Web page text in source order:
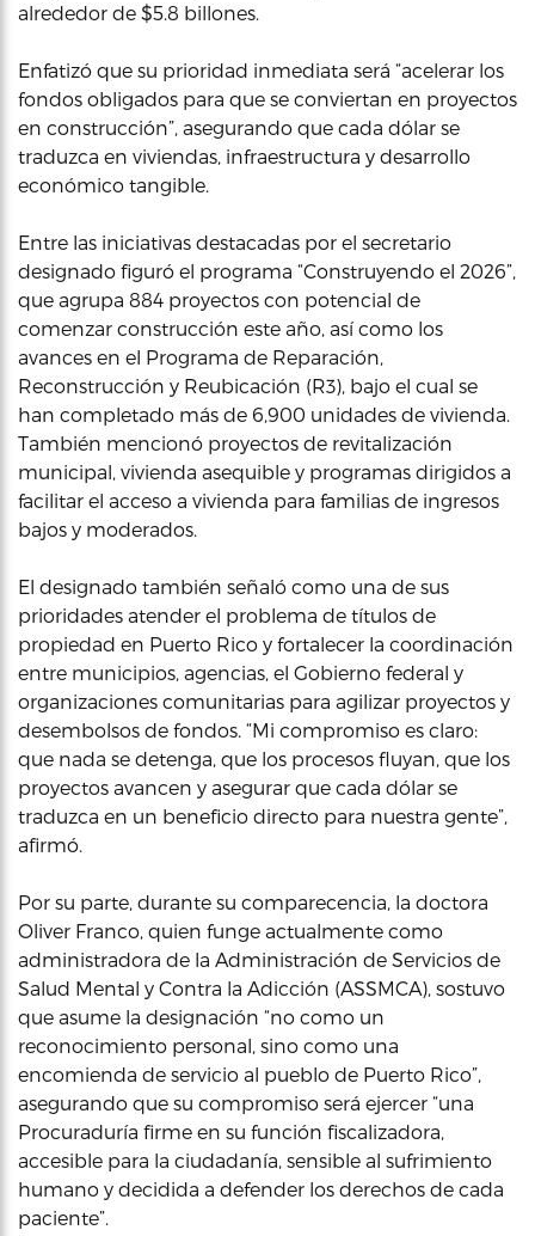
alrededor de $5.8 billones.
Enfatizó que su prioridad inmediata será “acelerar los
fondos obligados para que se conviertan en proyectos
en construcción”, asegurando que cada dólar se
traduzca en viviendas, infraestructura y desarrollo
económico tangible.
Entre las iniciativas destacadas por el secretario
designado figuró el programa “Construyendo el 2026”,
que agrupa 884 proyectos con potencial de
comenzar construcción este año, así como los
avances en el Programa de Reparación,
Reconstrucción y Reubicación (R3), bajo el cual se
han completado más de 6,900 unidades de vivienda.
También mencionó proyectos de revitalización
municipal, vivienda asequible y programas dirigidos a
facilitar el acceso a vivienda para familias de ingresos
bajos y moderados.
El designado también señaló como una de sus
prioridades atender el problema de títulos de
propiedad en Puerto Rico y fortalecer la coordinación
entre municipios, agencias, el Gobierno federal y
organizaciones comunitarias para agilizar proyectos y
desembolsos de fondos. “Mi compromiso es claro:
que nada se detenga, que los procesos fluyan, que los
proyectos avancen y asegurar que cada dólar se
traduzca en un beneficio directo para nuestra gente”,
afirmó.
Por su parte, durante su comparecencia, la doctora
Oliver Franco, quien funge actualmente como
administradora de la Administración de Servicios de
Salud Mental y Contra la Adicción (ASSMCA), sostuvo
que asume la designación “no como un
reconocimiento personal, sino como una
encomienda de servicio al pueblo de Puerto Rico”,
asegurando que su compromiso será ejercer “una
Procuraduría firme en su función fiscalizadora,
accesible para la ciudadanía, sensible al sufrimiento
humano y decidida a defender los derechos de cada
paciente”.